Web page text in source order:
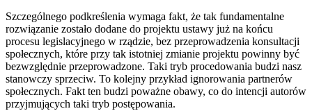
Szczególnego podkreślenia wymaga fakt, że tak fundamentalne
rozwiązanie zostało dodane do projektu ustawy już na końcu
procesu legislacyjnego w rządzie, bez przeprowadzenia konsultacji
społecznych, które przy tak istotniej zmianie projektu powinny być
bezwzględnie przeprowadzone. Taki tryb procedowania budzi nasz
stanowczy sprzeciw. To kolejny przykład ignorowania partnerów
społecznych. Fakt ten budzi poważne obawy, co do intencji autorów
przyjmujących taki tryb postępowania.